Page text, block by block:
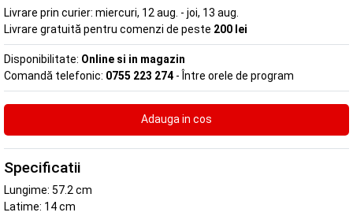
Livrare prin curier: miercuri, 12 aug. - joi, 13 aug.
Livrare gratuită pentru comenzi de peste 200 lei
Disponibilitate: Online si in magazin
Comandă telefonic: 0755 223 274 - Între orele de program
Specificatii
Lungime: 57.2 cm
Latime: 14 cm